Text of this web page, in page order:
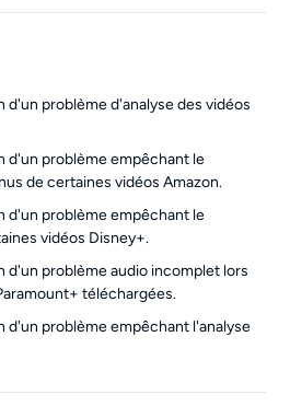
problème d'analyse des vidéos
d'un problème empêchant le
de certaines vidéos Amazon.
d'un problème empêchant le
vidéos Disney+.
problème audio incomplet lors
téléchargées.
problème empêchant l'analyse